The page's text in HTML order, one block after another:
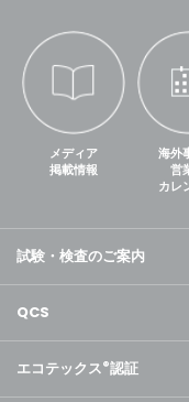
メディア
掲載情報
海外
営
カレ
試験・検査のご案内
QCS
エコテックス®認証